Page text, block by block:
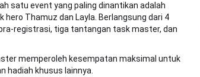
satu event yang paling dinantikan adalah
hero Thamuz dan Layla. Berlangsung dari 4
registrasi, tiga tantangan task master, dan
memperoleh kesempatan maksimal untuk
hadiah khusus lainnya.